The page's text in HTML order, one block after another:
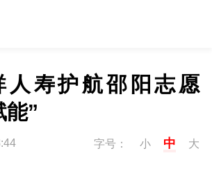
人寿护航邵阳志愿
能”
字号： 小 中 大